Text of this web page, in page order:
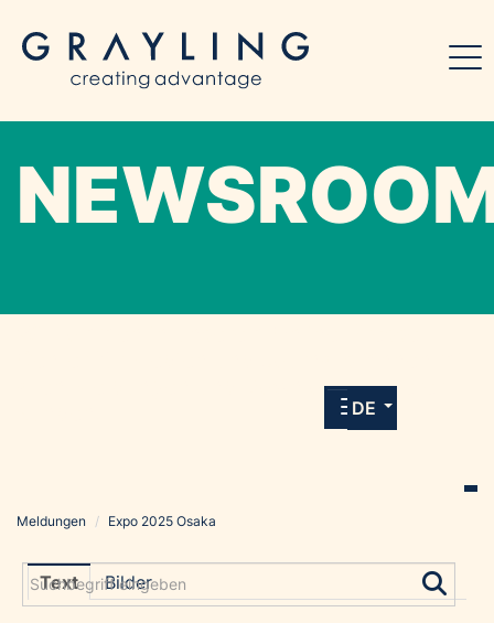
allen Meldungen und Downloads unserer
DE
Grayling Agentur
Meldungen / Expo 2025 Osaka
Text Bilder